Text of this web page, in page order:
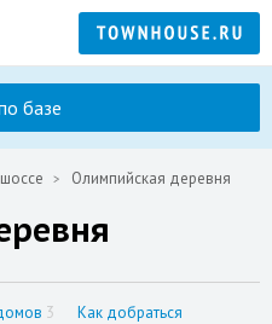
базе
Олимпийская деревня
3
Как добраться